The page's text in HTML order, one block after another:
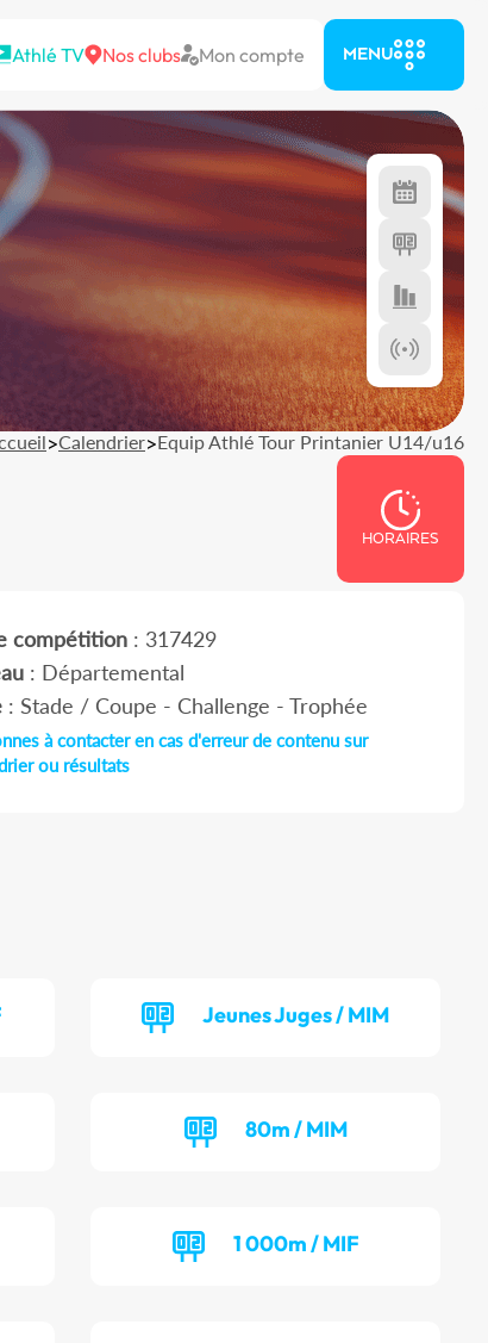
Athlé TV Nos clubs Mon compte MENU
>Calendrier>Equip Athlé Tour Printanier U14/u16
HORAIRES
compétition: 317429
: Départemental
: Stade / Coupe - Challenge - Trophée
à contacter en cas d'erreur de contenu sur
ou résultats
Jeunes Juges / MIM
80m / MIM
1 000m / MIF